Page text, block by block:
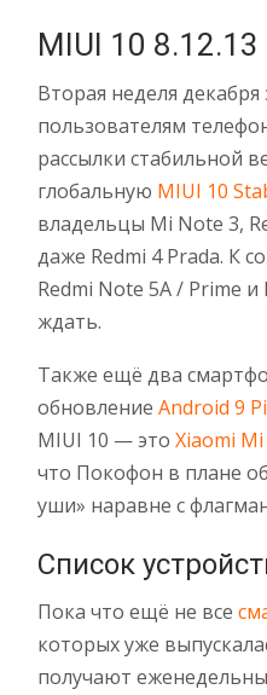
MIUI 10 8.12.13
Вторая неделя
пользователям
рассылки стабильной
глобальную MIUI 10
владельцы Mi Note 3,
даже Redmi 4 Prada. К
Redmi Note 5A / Prime
ждать.
Также ещё два
обновление Android 9
MIUI 10 — это Xiaomi Mi
что Покофон в плане
уши» наравне с
Список
Пока что ещё не все
которых уже
получают